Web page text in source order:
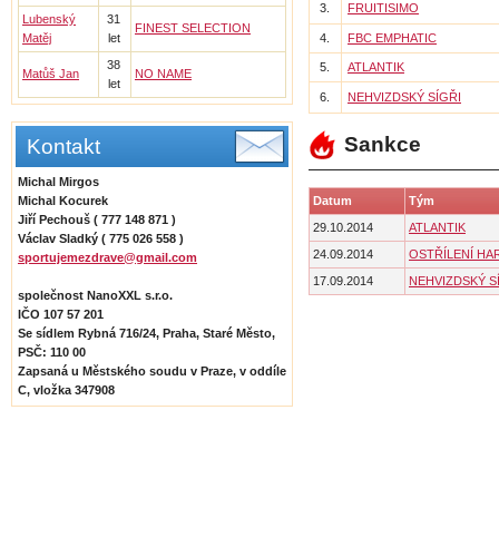
Lubenský
Matěj
31
let
FINEST SELECTION
Matůš Jan
38
let
NO NAME
Kontakt
Michal Mirgos
Michal Kocurek
Jiří Pechouš ( 777 148 871 )
Václav Sladký ( 775 026 558 )
sportujemezdrave@gmail.com
společnost NanoXXL s.r.o.
IČO 107 57 201
Se sídlem Rybná 716/24, Praha, Staré Město,
PSČ: 110 00
Zapsaná u Městského soudu v Praze, v oddíle
C, vložka 347908
3. FRUITISIMO
4. FBC EMPHATIC
5. ATLANTIK
6. NEHVIZDSKÝ SÍGŘI
Sankce
Datum
Tým
29.10.2014
ATLANTIK
24.09.2014
OSTŘÍLENÍ
17.09.2014
NEHVIZDSKÝ